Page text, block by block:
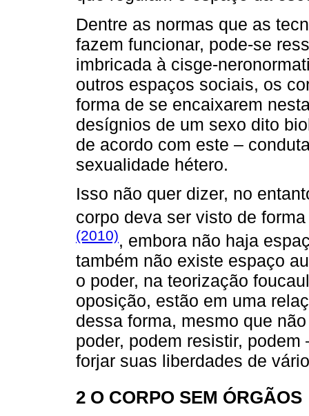
Dentre as normas que as
fazem funcionar, pode-se
imbricada à cisge-
outros espaços sociais, os
forma de se encaixarem
desígnios de um sexo dito
de acordo com este –
sexualidade hétero.
Isso não quer dizer, no
corpo deva ser visto de
(2010), embora não haja
também não existe espaço
o poder, na teorização
oposição, estão em uma
dessa forma, mesmo que
poder, podem resistir,
forjar suas liberdades de
2 O CORPO SEM ÓRGÃOS